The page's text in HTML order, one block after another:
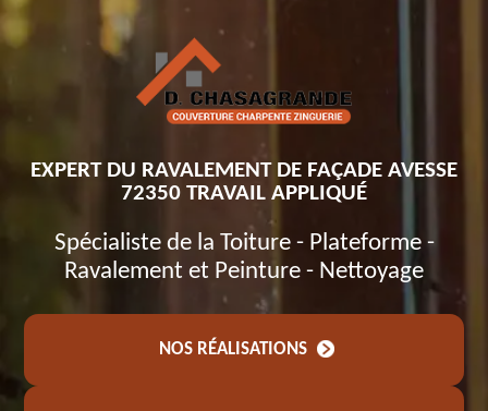
EXPERT DU RAVALEMENT DE FAÇADE AVESSE
72350 TRAVAIL APPLIQUÉ
Spécialiste de la Toiture - Plateforme -
Ravalement et Peinture - Nettoyage
NOS RÉALISATIONS